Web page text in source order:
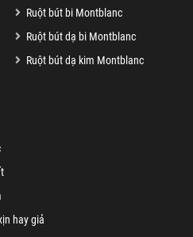
Ruột bút bi Montblanc
Ruột bút dạ bi Montblanc
Ruột bút dạ kim Montblanc
hay giả